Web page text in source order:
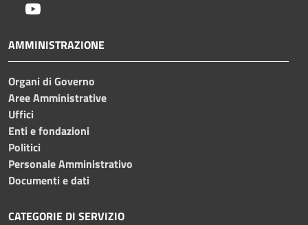
AMMINISTRAZIONE
Organi di Governo
Aree Amministrative
Uffici
Enti e fondazioni
Politici
Personale Amministrativo
Documenti e dati
CATEGORIE DI SERVIZIO